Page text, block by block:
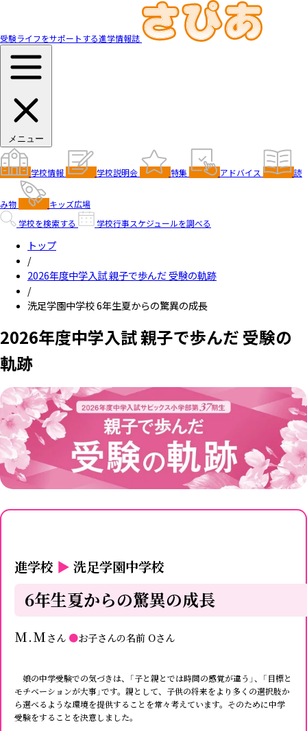
受験ライフをサポートする進学情報誌
メニュー
学校情報 学校説明会 特集 アドバイス 読
み物
キッズ広場
学校を検索する
学校行事スケジュールを調べる
トップ
/
2026年度中学入試 親子で歩んだ 受験の軌跡
/
洗足学園中学校 6年生夏からの驚異の成長
2026年度中学入試 親子で歩んだ 受験の
軌跡
進学校 ▶洗足学園中学校
6年生夏からの驚異の成長
M.M さん ●お子さんの名前 Oさん
娘の中学受験での気づきは、「子と親とでは時間の感覚が違う」、「目標と
モチベーションが大事」です。親として、子供の将来をより多くの選択肢か
ら選べるような環境を提供することを常々考えています。そのために中学
受験をすることを決意しました。